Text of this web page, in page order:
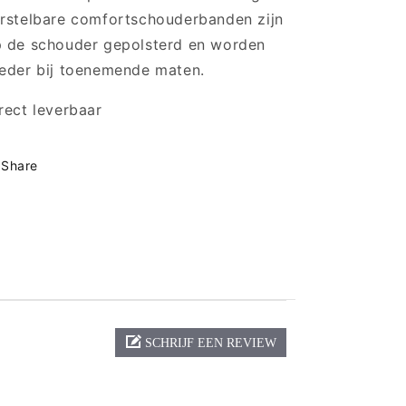
comfortschouderbanden zijn
de schouder gepolsterd en worden
bij toenemende maten.
leverbaar
Share
SCHRIJF EEN REVIEW